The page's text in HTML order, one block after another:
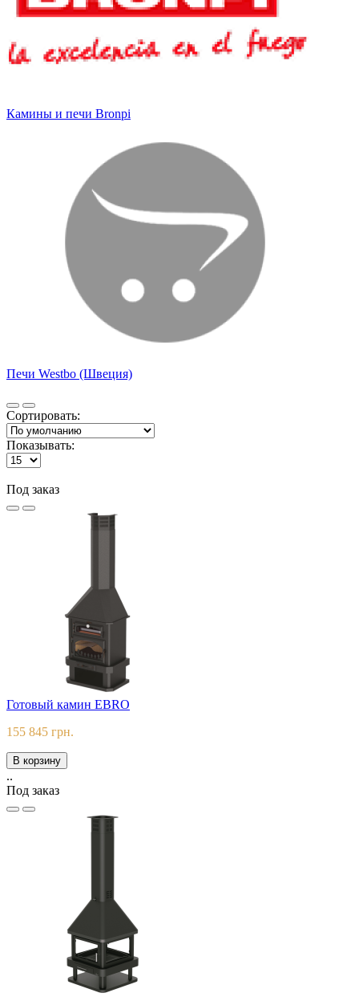
Камины и печи Bronpi
Печи Westbo (Швеция)
Сортировать:
Показывать:
Под заказ
Готовый камин EBRО
155 845 грн.
В корзину
..
Под заказ